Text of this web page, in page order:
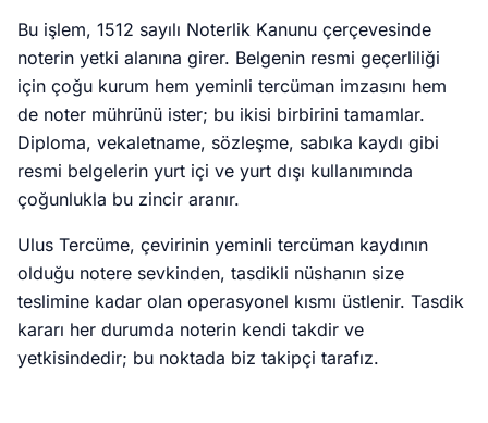
Bu işlem, 1512 sayılı Noterlik Kanunu çerçevesinde
noterin yetki alanına girer. Belgenin resmi geçerliliği
için çoğu kurum hem yeminli tercüman imzasını hem
de noter mührünü ister; bu ikisi birbirini tamamlar.
Diploma, vekaletname, sözleşme, sabıka kaydı gibi
resmi belgelerin yurt içi ve yurt dışı kullanımında
çoğunlukla bu zincir aranır.
Ulus Tercüme, çevirinin yeminli tercüman kaydının
olduğu notere sevkinden, tasdikli nüshanın size
teslimine kadar olan operasyonel kısmı üstlenir. Tasdik
kararı her durumda noterin kendi takdir ve
yetkisindedir; bu noktada biz takipçi tarafız.